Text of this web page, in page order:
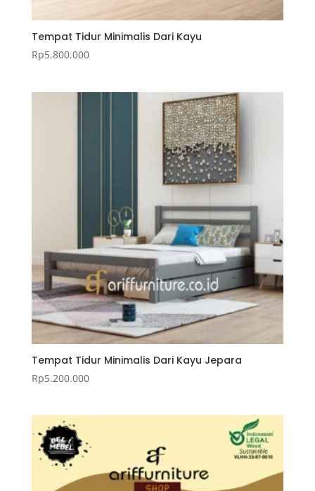
Tempat Tidur Minimalis Dari Kayu
Rp5.800.000
Tempat Tidur Minimalis Dari Kayu Jepara
Rp5.200.000